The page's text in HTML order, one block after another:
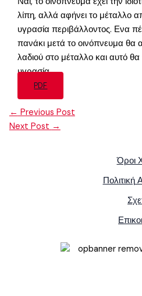
λίπη, αλλά αφήνει το μέταλλο
υγρασία περιβάλλοντος. Ενα
πανάκι μετά το οινόπνευμα θα
λαδιού στο μέταλλο και αυτό
υγρασία.
PDF
← Previous Post
Next Post →
Όροι
Πολιτική